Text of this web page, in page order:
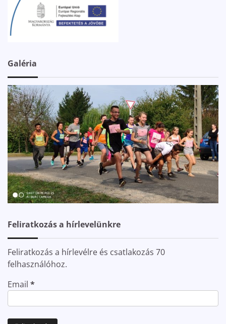
Galéria
Feliratkozás a hírlevelünkre
Feliratkozás a hírlevélre és csatlakozás 70
felhasználóhoz.
Email *